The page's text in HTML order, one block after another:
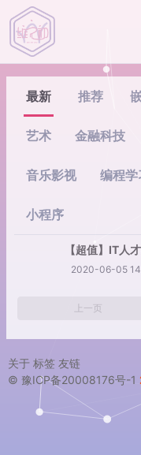
最新 推荐
艺术 金融科技
音乐影视 编程学
小程序
【超值】IT人
2020-06-05
上一页
关于 标签 友链
© 豫ICP备20008176号-1